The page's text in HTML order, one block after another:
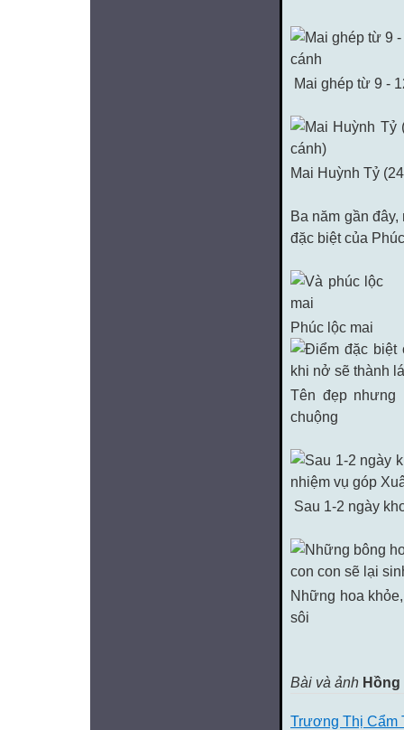
Mai ghép từ 9 -
Mai Huỳnh Tỷ
Ba năm gần
đặc biệt của
Phúc lộc mai
Tên đẹp nhưng
chuộng
Sau 1-2 ngày
Những hoa
sôi
Bài và ảnh Hồng
Trương Thị Cẩm